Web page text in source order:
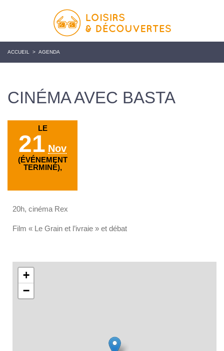
ACCUEIL > AGENDA
CINÉMA AVEC BASTA
LE
21 Nov
(ÉVÉNEMENT
TERMINÉ),
20h, cinéma Rex
Film « Le Grain et l’ivraie » et débat
+
−